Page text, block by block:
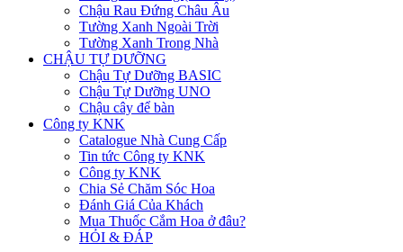
Chậu Rau Đứng Châu Âu
Tường Xanh Ngoài Trời
Tường Xanh Trong Nhà
CHẬU TỰ DƯỠNG
Chậu Tự Dưỡng BASIC
Chậu Tự Dưỡng UNO
Chậu cây để bàn
Công ty KNK
Catalogue Nhà Cung Cấp
Tin tức Công ty KNK
Công ty KNK
Chia Sẻ Chăm Sóc Hoa
Đánh Giá Của Khách
Mua Thuốc Cắm Hoa ở đâu?
HỎI & ĐÁP